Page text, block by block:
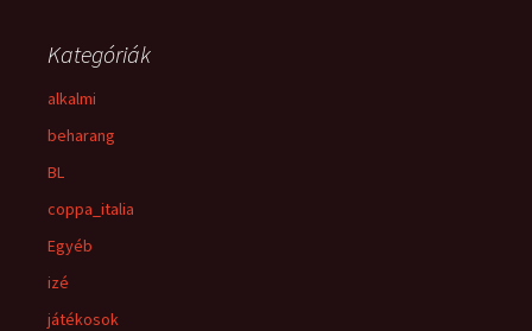
Kategóriák
alkalmi
beharang
BL
coppa_italia
Egyéb
izé
játékosok